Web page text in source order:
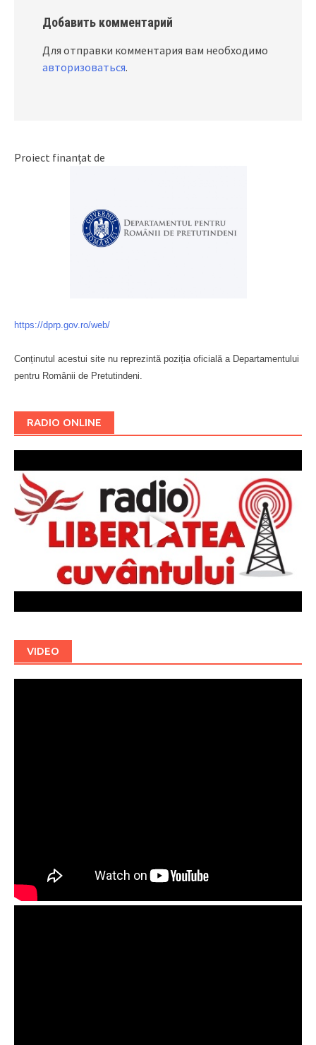
Добавить комментарий
Для отправки комментария вам необходимо
авторизоваться.
Proiect finanțat de
https://dprp.gov.ro/web/
Conținutul acestui site nu reprezintă poziția oficială a Departamentului
pentru Românii de Pretutindeni.
RADIO ONLINE
VIDEO